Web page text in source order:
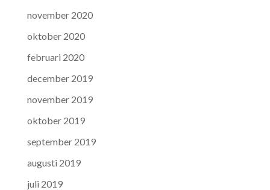
november 2020
oktober 2020
februari 2020
december 2019
november 2019
oktober 2019
september 2019
augusti 2019
juli 2019